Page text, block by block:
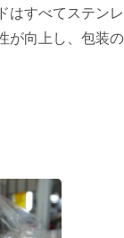
はすべてステン
が向上し、包装